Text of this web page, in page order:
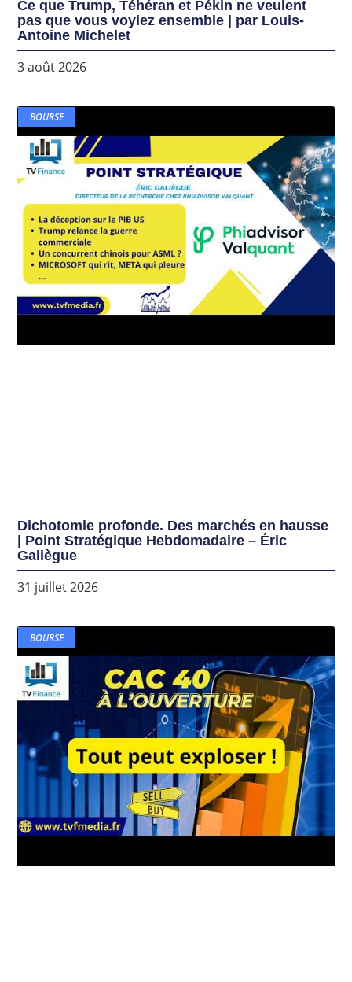
Ce que Trump, Téhéran et Pékin ne veulent
pas que vous voyiez ensemble | par Louis-
Antoine Michelet
3 août 2026
BOURSE
Dichotomie profonde. Des marchés en hausse
| Point Stratégique Hebdomadaire – Éric
Galiègue
31 juillet 2026
BOURSE